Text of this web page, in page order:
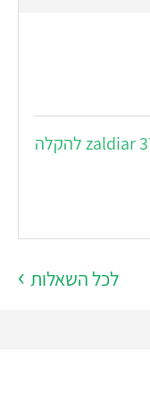
קיבלתי zaldiar 37/5 mg 325mg להקלה
לכל השאלות